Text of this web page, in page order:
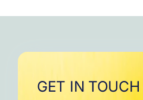
GET IN TOUCH